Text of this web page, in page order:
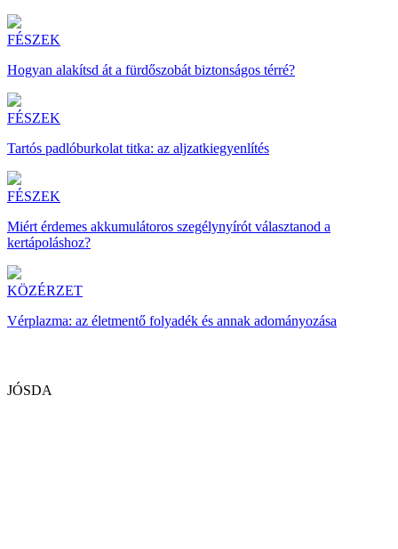
FÉSZEK
Hogyan alakítsd át a fürdőszobát biztonságos térré?
FÉSZEK
Tartós padlóburkolat titka: az aljzatkiegyenlítés
FÉSZEK
Miért érdemes akkumulátoros szegélynyírót választanod a
kertápoláshoz?
KÖZÉRZET
Vérplazma: az életmentő folyadék és annak adományozása
JÓSDA